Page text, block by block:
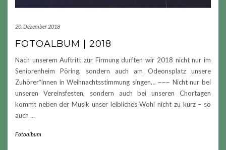
20. Dezember 2018
FOTOALBUM | 2018
Nach unserem Auftritt zur Firmung durften wir 2018 nicht nur im
Seniorenheim Pöring, sondern auch am Odeonsplatz unsere
Zuhörer*innen in Weihnachtsstimmung singen… ~~~ Nicht nur bei
unseren Vereinsfesten, sondern auch bei unseren Chortagen
kommt neben der Musik unser leibliches Wohl nicht zu kurz – so
auch …
Fotoalbum